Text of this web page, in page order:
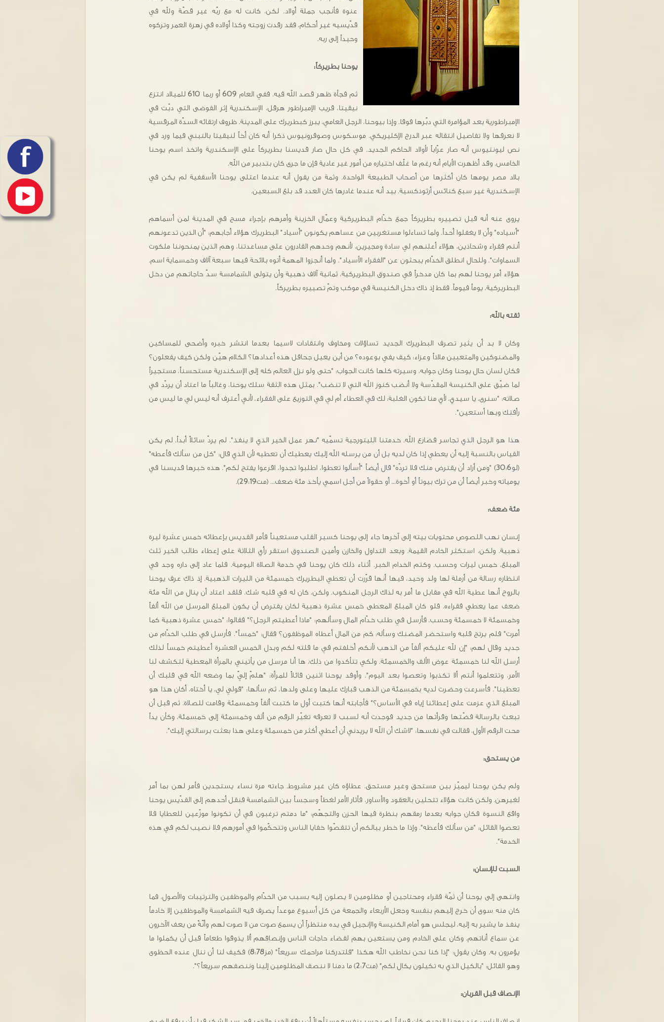
عنوة فأنجب جملة أولاد. لكن، كانت له مع ربّه غير قصّة ولله في
قدّيسيه غير أحكام، فقد رقدت زوجته وكذا أولاده في زهرة العمر وتركوه
وحيداً إلى ربه.
يوحنا بطريركاً:
ثم فجأة ظهر قصد الله فيه. ففي العام 609 أو ربما 610 للميلاد انتزع
نيقيتا، قريب الإمبراطور هرقل، الإسكندرية إثر الفوضى التي دبّت في
الإمبراطورية بعد المؤامرة التي دبّرها فوقا. وإذا بيوحنا، الرجل العامي، يبرز كبطريرك على المدينة. ظروف ارتقائه السدّة المرقسية
لا نعرفها ولا تفاصيل انتقاله عبر الدرج الإكليريكي. موسكوس وصوفرونيوس ذكرا أنه كان أخاً لنيقيتا بالتبني فيما ورد في
نص ليونتيوس أنه صار عرّاباً لأولاد الحاكم الجديد. في كل حال صار قديسنا بطريركاً على الإسكندرية واتخذ اسم يوحنا
الخامس. وقد أظهرت الأيام أنه رغم ما غلّف اختياره من أمور غير عادية فإن ما جرى كان بتدبير من الله.
بلاد مصر يومها كان أكثرها من أصحاب الطبيعة الواحدة. وثمة من يقول أنه عندما اعتلى يوحنا الأسقفية لم يكن في
الإسكندرية غير سبع كنائس أرثوذكسية. بيد أنه عندما غادرها كان العدد قد بلغ السبعين.
يروى عنه أنه قبل تصييره بطريركاً جمع خدّام البطريركية وعمّال الخزينة وأمرهم بإجراء مسح في المدينة لمن أسماهم
"أسياده" وأن لا يغفلوا أحداً. ولما تساءلوا مستغربين من عساهم يكونون "أسياد" البطريرك هؤلاء أجابهم: "أن الذين تدعونهم
أنتم فقراء وشحاذين، هؤلاء أعلنهم لي سادة ومجيرين، لأنهم وحدهم القادرون على مساعدتنا، وهم الذين يمنحوننا ملكوت
السماوات". وللحال انطلق الخدّام يبحثون عن "الفقراء الأسياد". ولما أنجزوا المهمة أتوه بلائحة فيها سبعة آلاف وخمسماية اسم.
هؤلاء أمر يوحنا لهم بما كان مدخراً في صندوق البطريركية، ثمانية آلاف ذهبية وأن يتولى الشمامسة سدّ حاجاتهم من دخل
البطريركية، يوماً فيوماً. فقط إذ ذاك دخل الكنيسة في موكب وتمّ تصييره بطريركاً.
ثقته بالله:
وكان لا بد أن يثير تصرف البطريرك الجديد تساؤلات ومخاوف وانتقادات لاسيما بعدما انتشر خبره وأضحى للمساكين
والمضنوكين والمتعبين ملاذاً وعزاء: كيف يفي بوعوده؟ من أين يعيل جحافل هذه أعدادها؟ الكلام هيّن ولكن كيف يفعلون؟
فكان لسان حال يوحنا وكان جوابه، وسيرته كلها كانت الجواب: "حتى ولو نزل العالم كله إلى الإسكندرية مستحسناً، مستجيراً
لما ضيّق على الكنيسة المقدّسة ولا أنضب كنوز الله التي لا تنضب". بمثل هذه الثقة سلك يوحنا، وغالباً ما اعتاد أن يردّد في
صلاته: "سنرى، يا سيدي، لأي منا تكون الغلبة: لك في العطاء أم لي في التوزيع على الفقراء، لأني أعترف أنه ليس لي ما ليس من
رأفتك وبها أستعين".
هذا هو الرجل الذي تجاسر فضارع الله. خدمتنا الليتورجية تسمّيه "نهر عمل الخير الذي لا ينفذ". لم يردّ سائلاً أبداً. لم يكن
القياس بالنسبة إليه أن يعطي إذا كان لديه بل أن من يرسله الله إليك يعطيك أن تعطيه لأن الذي قال: "كل من سألك فأعطه"
(لو30:6) "ومن أراد أن يقترض منك فلا تردّه" قال أيضاً "أسألوا تعطوا، اطلبوا تجدوا، اقرعوا يفتح لكم". هذه خبرها قديسنا في
يومياته وخبر أيضاً أن من ترك بيوتاً أو أخوة... أو حقولاً من أجل اسمي يأخذ مئة ضعف... (مت29:19).
مئة ضعف:
إنسان نهب اللصوص محتويات بيته إلى آخرها جاء إلى يوحنا كسير القلب مستعيناً فأمر القديس بإعطائه خمس عشرة ليرة
ذهبية. ولكن، استكثر الخادم القيمة. وبعد التداول والخازن وأمين الصندوق استقر رأي الثلاثة على إعطاء طالب الخير ثلث
المبلغ، خمس ليرات وحسب. وكتم الخدام الخبر. أثناء ذلك كان يوحنا في خدمة الصلاة اليومية. فلما عاد إلى داره وجد في
انتظاره رسالة من أرملة لها ولد وحيد، فيها أنها قرّرت أن تعطي البطريرك خمسمئة من الليرات الذهبية. إذ ذاك عرف يوحنا
بالروح أنها عطية الله في مقابل ما أمر به لذاك الرجل المنكوب. ولكن، كان له في قلبه شك. فلقد اعتاد أن ينال من الله مئة
ضعف عما يعطي فقراءه. فلو كان المبلغ المعطى خمس عشرة ذهبية لكان يفترض أن يكون المبلغ المرسل من الله ألفاً
وخمسمئة لا خمسمئة وحسب. فأرسل في طلب خدّام المال وسألهم: "ماذا أعطيتم الرجل؟" فقالوا: "خمس عشرة ذهبية كما
أمرت" فلم يرتح قلبه واستحضر المضنك وسأله: كم من المال أعطاه الموظفون؟ فقال: "خمساً". فأرسل في طلب الخدّام من
جديد وقال لهم: "إن لله عليكم ألفاً من الذهب لأنكم أخلفتم في ما قلته لكم وبدل الخمس العشرة أعطيتم خمساً لذلك
أرسل الله لنا خمسمئة عوض الألف والخمسمئة. ولكي تتأكدوا من ذلك، ها أنا مرسل من يأتيني بالمرأة المعطية لتكشف لنا
الأمر، وتتعلموا أنتم ألا تكذبوا وتعصوا بعد اليوم". وأوفد يوحنا اثنين قائلاً للمرأة: "هلمّ إليّ بما وضعه الله في قلبك أن
تعطينا". فأسرعت وحضرت لديه بخمسمئة من الذهب فبارك عليها وعلى ولدها، ثم سألها: "قولي لي، يا أختاه، أكان هذا هو
المبلغ الذي عزمت على إعطائنا إياه في الأساس؟" فأجابته أنها كتبت أول ما كتبت ألفاً وخمسمئة وقامت للصلاة. ثم قبل أن
تبعث بالرسالة فضّتها وقرأتها من جديد فوجدت أنه لسبب لا تعرفه تغيّر الرقم من ألف وخمسمئة إلى خمسمئة، وكأن يداً
محت الرقم الأول، فقالت في نفسها: "لاشك أن الله لا يريدني أن أعطي أكثر من خمسمئة وعلى هذا بعثت برسالتي إليك".
من يستحق:
ولم يكن يوحنا ليميّز بين مستحق وغير مستحق. عطاؤه كان غير مشروط. جاءته مرة نساء يستجدين فأمر لهن بما أمر
لغيرهن. ولكن كانت هؤلاء تتحلين بالعقود والأساور، فأثار الأمر لغطاً وسجساً بين الشمامسة فنقل أحدهم إلى القدّيس يوحنا
واقع النسوة فكان جوابه بعدما رمقهم بنظرة فيها الحزن والتجهّم: "ما دمتم ترغبون في أن تكونوا موزّعين للعطايا فلا
تعصوا القائل: "من سألك فأعطه". وإذا ما خطر ببالكم أن تتقصّوا خفايا الناس وتتحكّموا في أمورهم فلا نصيب لكم في هذه
الخدمة".
السبت للإنسان:
وانتهى إلى يوحنا أن ثمّة فقراء ومحتاجين أو مظلومين لا يصلون إليه بسبب من الخدّام والموظفين والترتيبات والأصول، فما
كان منه سوى أن خرج إليهم بنفسه وجعل الأربعاء والجمعة من كل أسبوع موعداً يصرف فيه الشمامسة والموظفين إلا خادماً
ينفذ ما يشير به إليه، ليجلس هو أمام الكنيسة والإنجيل في يده منتظراً أن يسمع صوت من لا صوت لهم وأنّةً من يعف الآخرون
عن سماع أناتهم. وكان على الخادم ومن يستعين بهم لقضاء حاجات الناس وإنصافهم ألا يذوقوا طعاماً قبل أن يكملوا ما
يؤمرون به. وكان يقول: "إذا كنا نحن نخاطب الله هكذا "فلتدركنا مراحمك سريعاً" (مز8:78) فكيف لنا أن ننال عنده الحظوى
وهو القائل: "بالكيل الذي به تكيلون يكال لكم" (مت2:7) ما دمنا لا ننصف المظلومين إلينا وننصفهم سريعاً؟".
الإنصاف قبل القربان: